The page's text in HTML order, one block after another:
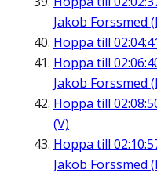
Jakob Forssmed
Hoppa till
Hoppa till
Jakob Forssmed
Hoppa till
(V)
Hoppa till
Jakob Forssmed